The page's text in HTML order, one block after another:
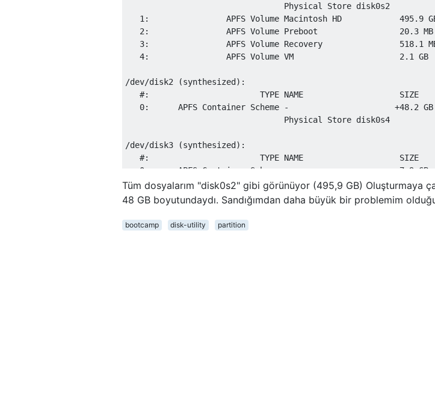
                                 Physical Store disk0s2
1:                APFS Volume Macintosh HD            495.9
2:                APFS Volume Preboot                 20.3
3:                APFS Volume Recovery                518.1
4:                APFS Volume VM                      2.1 GB
/dev/disk2 (synthesized):
#:                       TYPE NAME                    SIZE
0:      APFS Container Scheme -                      +48.2
                                 Physical Store disk0s4
/dev/disk3 (synthesized):
#:                       TYPE NAME                    SIZE
0:      APFS Container Scheme -                      +7.9 GB
                                 Physical Store disk0s3
/dev/disk4 (synthesized):
#:                       TYPE NAME                    SIZE
0:      APFS Container Scheme -                      +48.0 GB
Tüm dosyalarım "disk0s2" gibi görünüyor (495,9 GB) Oluşturmaya
48 GB boyutundaydı. Sandığımdan daha büyük bir problemim
bootcamp disk-utility partition